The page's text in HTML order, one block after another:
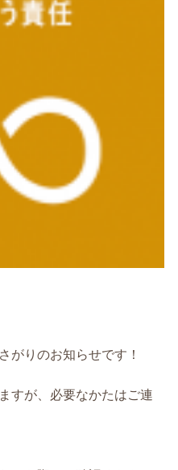
がりのお知らせです！
すが、必要なかたはご連